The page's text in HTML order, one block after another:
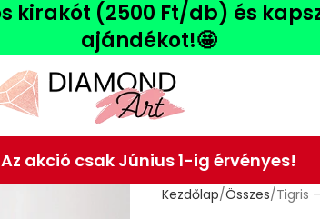
kirakót (2500 Ft/db) és
ajándékot!🤩
Az akció csak Június 1-ig érvényes!
Kezdőlap Összes Tigris